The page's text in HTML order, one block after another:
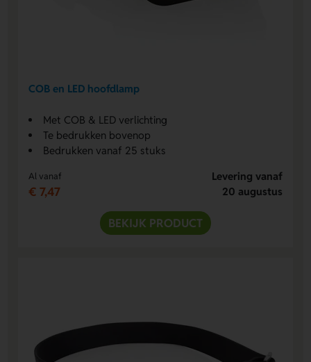
COB en LED hoofdlamp
Met COB & LED verlichting
Te bedrukken bovenop
Bedrukken vanaf 25 stuks
Al vanaf
€ 7,47
Levering vanaf
20 augustus
BEKIJK PRODUCT